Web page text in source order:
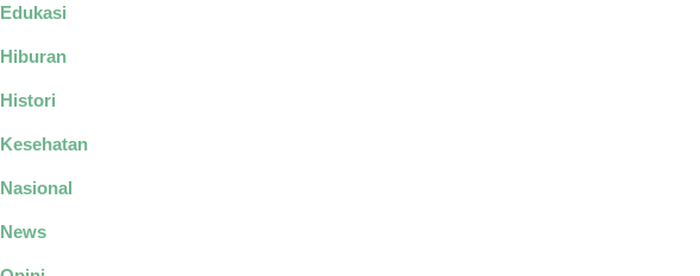
Edukasi
Hiburan
Histori
Kesehatan
Nasional
News